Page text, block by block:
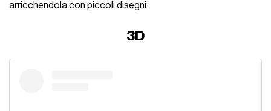
arricchendola con piccoli disegni.
3D